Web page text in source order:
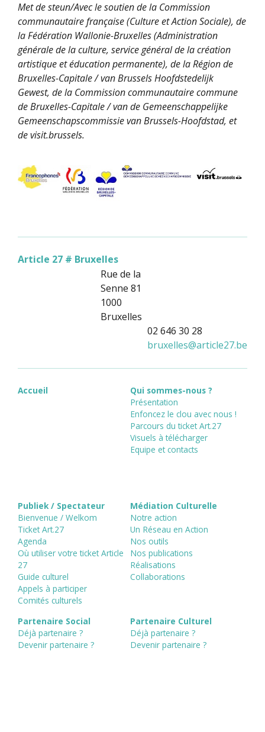
Met de steun/Avec le soutien de la Commission
communautaire française (Culture et Action Sociale), de
la Fédération Wallonie-Bruxelles (Administration
générale de la culture, service général de la création
artistique et éducation permanente), de la Région de
Bruxelles-Capitale / van Brussels Hoofdstedelijk
Gewest, de la Commission communautaire commune
de Bruxelles-Capitale / van de Gemeenschappelijke
Gemeenschapscommissie van Brussels-Hoofdstad, et
de visit.brussels.
Article 27 # Bruxelles
Rue de la
Senne 81
1000
Bruxelles
02 646 30 28
bruxelles@article27.be
Accueil
Qui sommes-nous ?
Présentation
Enfoncez le clou avec nous !
Parcours du ticket Art.27
Visuels à télécharger
Equipe et contacts
Publiek / Spectateur
Bienvenue / Welkom
Ticket Art.27
Agenda
Où utiliser votre ticket Article
27
Guide culturel
Appels à participer
Comités culturels
Médiation Culturelle
Notre action
Un Réseau en Action
Nos outils
Nos publications
Réalisations
Collaborations
Partenaire Social
Déjà partenaire ?
Devenir partenaire ?
Partenaire Culturel
Déjà partenaire ?
Devenir partenaire ?